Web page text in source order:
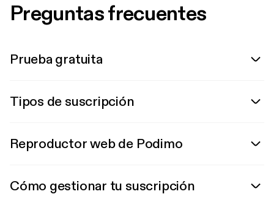
Preguntas frecuentes
Prueba gratuita
Tipos de suscripción
Reproductor web de Podimo
Cómo gestionar tu suscripción